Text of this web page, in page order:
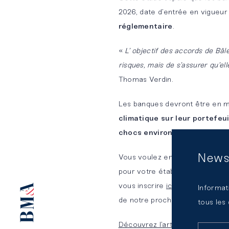
Notre
plateforme
2026, date d’entrée en
réglementaire.
« L’ objectif des accords de
risques, mais de s’assurer
Thomas Verdin.
Les banques devront être en
climatique sur leur
chocs environnementaux
Vous voulez en discuter avec
pour votre établissement
vous inscrire ici
à notre Lettre
de notre prochain webinar
Découvrez l’article complet sur
tous les